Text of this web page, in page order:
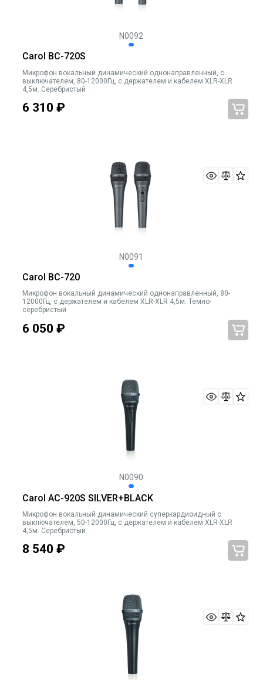
N0092
Carol BC-720S
Микрофон вокальный динамический однонаправленный, c
выключателем, 80-12000Гц, с держателем и кабелем XLR-XLR
4,5м. Серебристый
6 310 ₽
N0091
Carol BC-720
Микрофон вокальный динамический однонаправленный, 80-
12000Гц, с держателем и кабелем XLR-XLR 4,5м. Темно-
серебристый
6 050 ₽
N0090
Carol AC-920S SILVER+BLACK
Микрофон вокальный динамический суперкардиоидный c
выключателем, 50-12000Гц, с держателем и кабелем XLR-XLR
4,5м. Серебристый
8 540 ₽